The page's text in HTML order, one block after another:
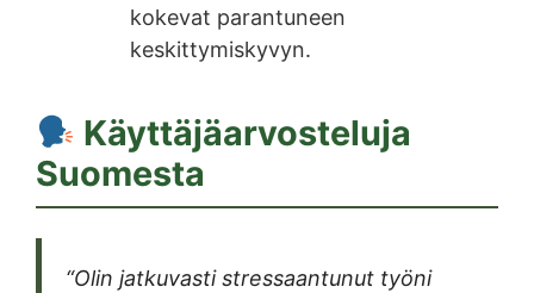
kokevat parantuneen
keskittymiskyvyn.
Käyttäjäarvosteluja
Suomesta
“Olin jatkuvasti stressaantunut työni